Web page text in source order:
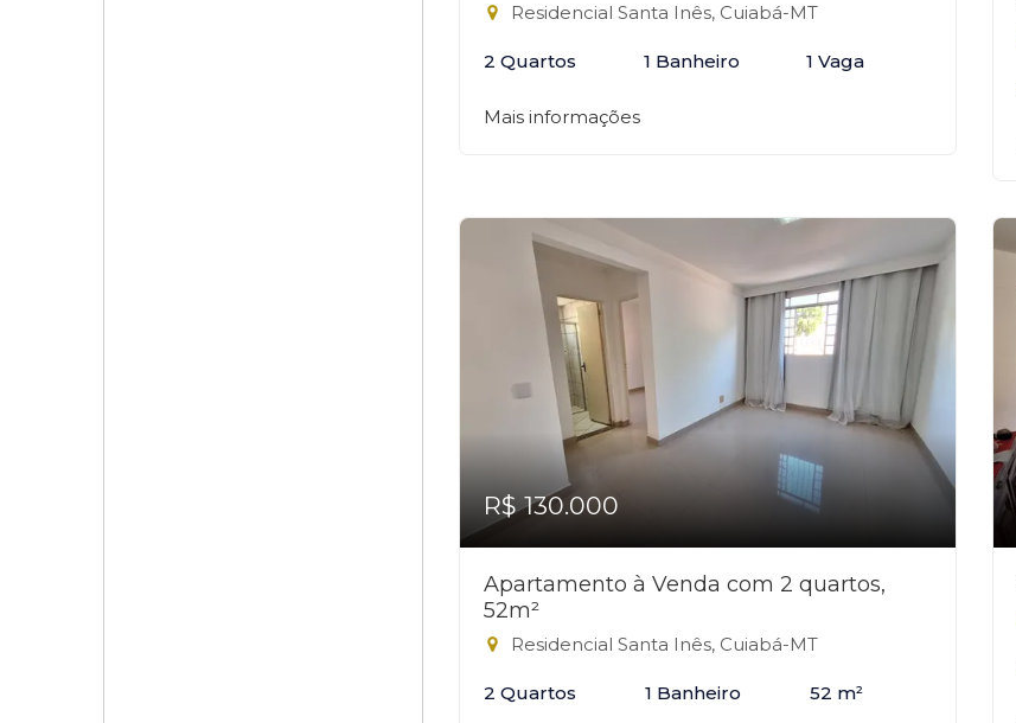
Residencial Santa Inês, Cuiabá-MT
2 Quartos 1 Banheiro 1 Vaga
Mais informações
R$ 130.000
Apartamento à Venda com 2 quartos,
52m²
Residencial Santa Inês, Cuiabá-MT
2 Quartos 1 Banheiro 52 m²